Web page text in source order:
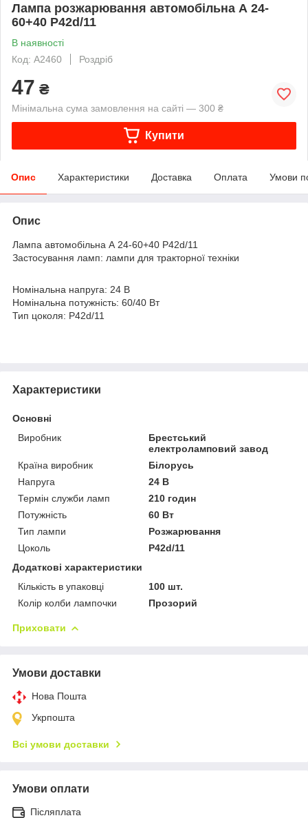
Лампа розжарювання автомобільна А 24-
60+40 Р42d/11
В наявності
Код: A2460
Роздріб
47 ₴
Мінімальна сума замовлення на сайті — 300 ₴
Купити
Опис Характеристики Доставка Оплата Умови
Опис
Лампа автомобільна А 24-60+40 Р42d/11
Застосування ламп: лампи для тракторної техніки
Номінальна напруга: 24 В
Номінальна потужність: 60/40 Вт
Тип цоколя: Р42d/11
Характеристики
Основні
Виробник
Брестський
електроламповий завод
Країна виробник
Білорусь
Напруга
24 В
Термін служби ламп
210 годин
Потужність
60 Вт
Тип лампи
Розжарювання
Цоколь
Р42d/11
Додаткові характеристики
Кількість в упаковці
100 шт.
Колір колби лампочки
Прозорий
Приховати
Умови доставки
Нова Пошта
Укрпошта
Всі умови доставки
Умови оплати
Післяплата